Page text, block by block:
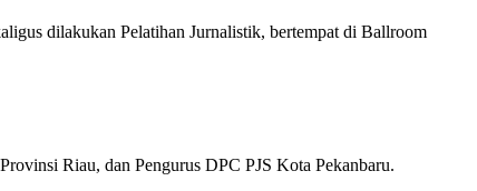
dilakukan Pelatihan Jurnalistik, bertempat di Ballroom
Riau, dan Pengurus DPC PJS Kota Pekanbaru.